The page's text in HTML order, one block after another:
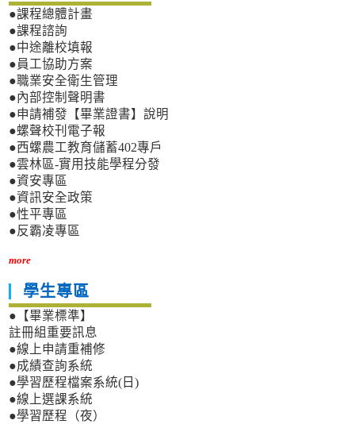
●課程總體計畫
●課程諮詢
●中途離校填報
●員工協助方案
●職業安全衛生管理
●內部控制聲明書
●申請補發【畢業證書】說明
●螺聲校刊電子報
●西螺農工教育儲蓄402專戶
●雲林區-實用技能學程分發
●資安專區
●資訊安全政策
●性平專區
●反霸凌專區
more
學生專區
●【畢業標準】
註冊組重要訊息
●線上申請重補修
●成績查詢系統
●學習歷程檔案系統(日)
●線上選課系統
●學習歷程（夜）